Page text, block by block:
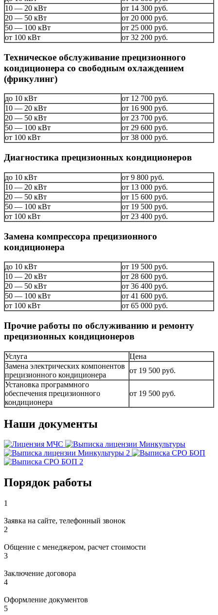
10 — 20 кВт
от 14 300 руб.
20 — 50 кВт
от 20 000 руб.
50 — 100 кВт
от 25 000 руб.
от 100 кВт
от 32 200 руб.
Техническое обслуживание прецизионного
кондиционера со свободным охлаждением
(фрикулинг)
до 10 кВт
от 12 700 руб.
10 — 20 кВт
от 16 900 руб.
20 — 50 кВт
от 23 700 руб.
50 — 100 кВт
от 29 600 руб.
от 100 кВт
от 38 000 руб.
Диагностика прецизионных кондиционеров
до 10 кВт
от 9 800 руб.
10 — 20 кВт
от 13 000 руб.
20 — 50 кВт
от 15 600 руб.
50 — 100 кВт
от 19 500 руб.
от 100 кВт
от 23 400 руб.
Замена компрессора прецизионного
кондиционера
до 10 кВт
от 19 500 руб.
10 — 20 кВт
от 28 600 руб.
20 — 50 кВт
от 36 400 руб.
50 — 100 кВт
от 41 600 руб.
от 100 кВт
от 65 000 руб.
Прочие работы по обслуживанию и ремонту
прецизионных кондиционеров
Услуга
Цена
Замена электрических компонентов
прецизионного кондиционера
от 19 500 руб.
Установка программного
обеспечения прецизионного
кондиционера
от 19 500 руб.
Наши документы
Порядок работы
1
Заявка на сайте, телефонный звонок
2
Общение с менеджером, расчет стоимости
3
Заключение договора
4
Оформление документов
5